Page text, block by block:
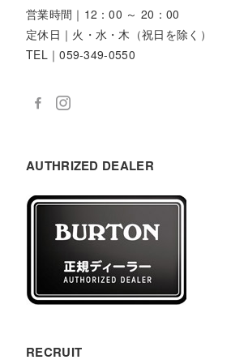
営業時間｜12：00 ～ 20：00
定休日｜火・水・木（祝日を除く）
TEL｜059-349-0550
AUTHRIZED DEALER
RECRUIT